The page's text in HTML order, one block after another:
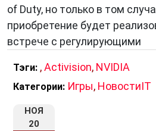
of Duty, но только в том
приобретение будет
встрече с регулирующими
Тэги: ,Activision, NVIDIA
Категории: Игры, НовостиIT
НОЯ
20